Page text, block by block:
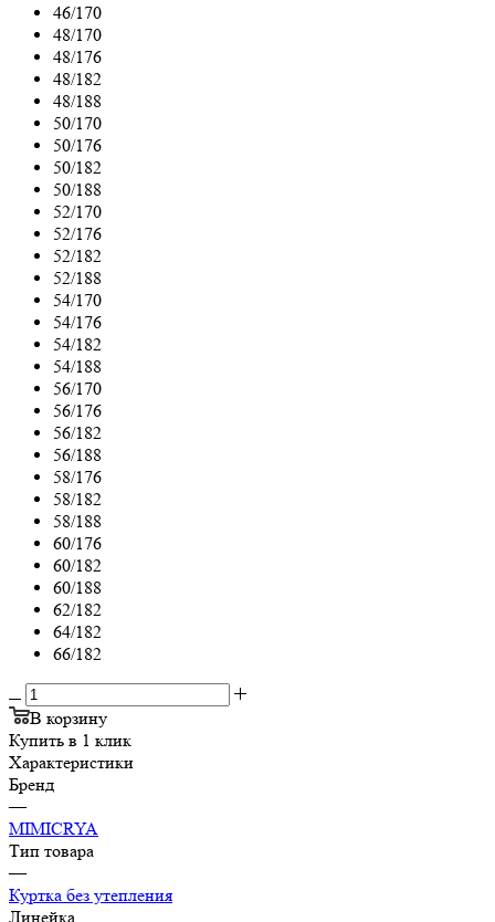
46/170
48/170
48/176
48/182
48/188
50/170
50/176
50/182
50/188
52/170
52/176
52/182
52/188
54/170
54/176
54/182
54/188
56/170
56/176
56/182
56/188
58/176
58/182
58/188
60/176
60/182
60/188
62/182
64/182
66/182
В корзину
Купить в 1 клик
Характеристики
Бренд
—
MIMICRYA
Тип товара
—
Куртка без утепления
Линейка